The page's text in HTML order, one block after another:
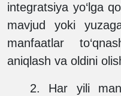
integratsiya yo‘lga
mavjud yoki
manfaatlar
aniqlash va oldini
2. Har yili